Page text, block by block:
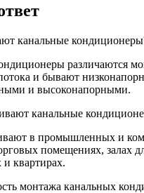
канальные
различаются
и бывают
и высоконапорными.
канальные
в промышленных и
помещениях, залах
квартирах.
монтажа канальных